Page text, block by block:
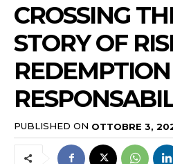
CROSSING
STORY OF
PUBLISHED ON OTTOBRE 3,